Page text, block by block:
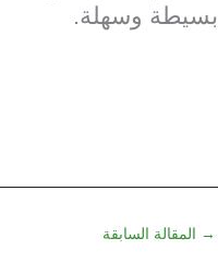
بسيطة وسهلة.
→ المقالة السابقة